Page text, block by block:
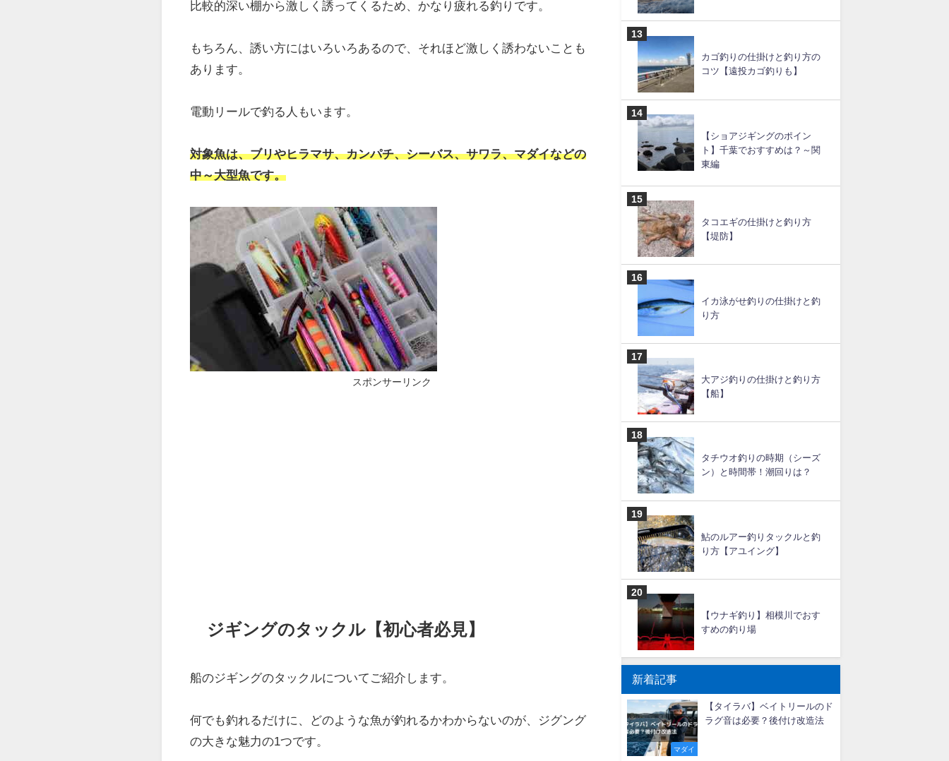
比較的深い棚から激しく誘ってくるため、かなり疲れる釣りです。
もちろん、誘い方にはいろいろあるので、それほど激しく誘わないことも
あります。
電動リールで釣る人もいます。
対象魚は、ブリやヒラマサ、カンパチ、シーバス、サワラ、マダイなどの
中～大型魚です。
スポンサーリンク
ジギングのタックル【初心者必見】
船のジギングのタックルについてご紹介します。
何でも釣れるだけに、どのような魚が釣れるかわからないのが、ジグング
の大きな魅力の1つです。
カゴ釣りの仕掛けと釣り方の
コツ【遠投カゴ釣りも】
【ショアジギングのポイン
ト】千葉でおすすめは？～関
東編
タコエギの仕掛けと釣り方
【堤防】
イカ泳がせ釣りの仕掛けと釣
り方
大アジ釣りの仕掛けと釣り方
【船】
タチウオ釣りの時期（シーズ
ン）と時間帯！潮回りは？
鮎のルアー釣りタックルと釣
り方【アユイング】
【ウナギ釣り】相模川でおす
すめの釣り場
新着記事
マダイ
【タイラバ】ベイトリールのド
ラグ音は必要？後付け改造法